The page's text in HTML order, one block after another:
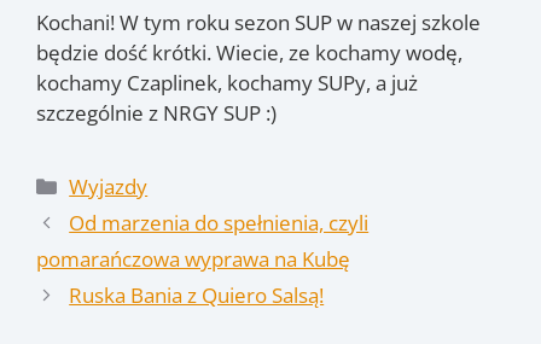
Kochani! W tym roku sezon SUP w naszej szkole
będzie dość krótki. Wiecie, ze kochamy wodę,
kochamy Czaplinek, kochamy SUPy, a już
szczególnie z NRGY SUP :)
Kategorie
Wyjazdy
Od marzenia do spełnienia, czyli
pomarańczowa wyprawa na Kubę
Ruska Bania z Quiero Salsą!